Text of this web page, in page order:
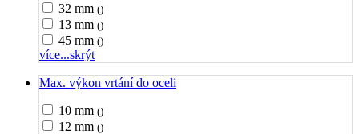
32 mm ()
13 mm ()
45 mm ()
více...skrýt
Max. výkon vrtání do oceli
10 mm ()
12 mm ()